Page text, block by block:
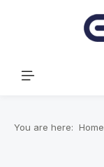
You are here: Home